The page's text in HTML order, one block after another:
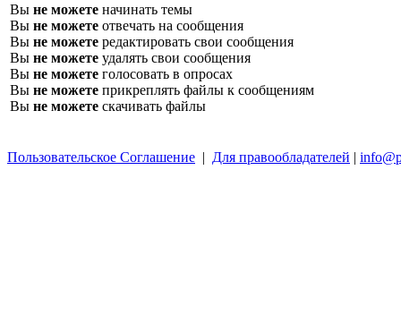
Вы не можете начинать темы
Вы не можете отвечать на сообщения
Вы не можете редактировать свои сообщения
Вы не можете удалять свои сообщения
Вы не можете голосовать в опросах
Вы не можете прикреплять файлы к сообщениям
Вы не можете скачивать файлы
Пользовательское Соглашение | Для правообладателей |